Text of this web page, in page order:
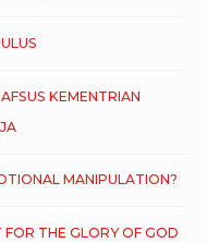
KEMENTRIAN
MANIPULATION?
THE GLORY OF GOD